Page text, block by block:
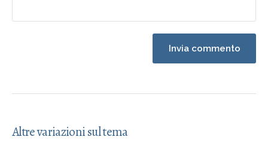
Altre variazioni sul tema